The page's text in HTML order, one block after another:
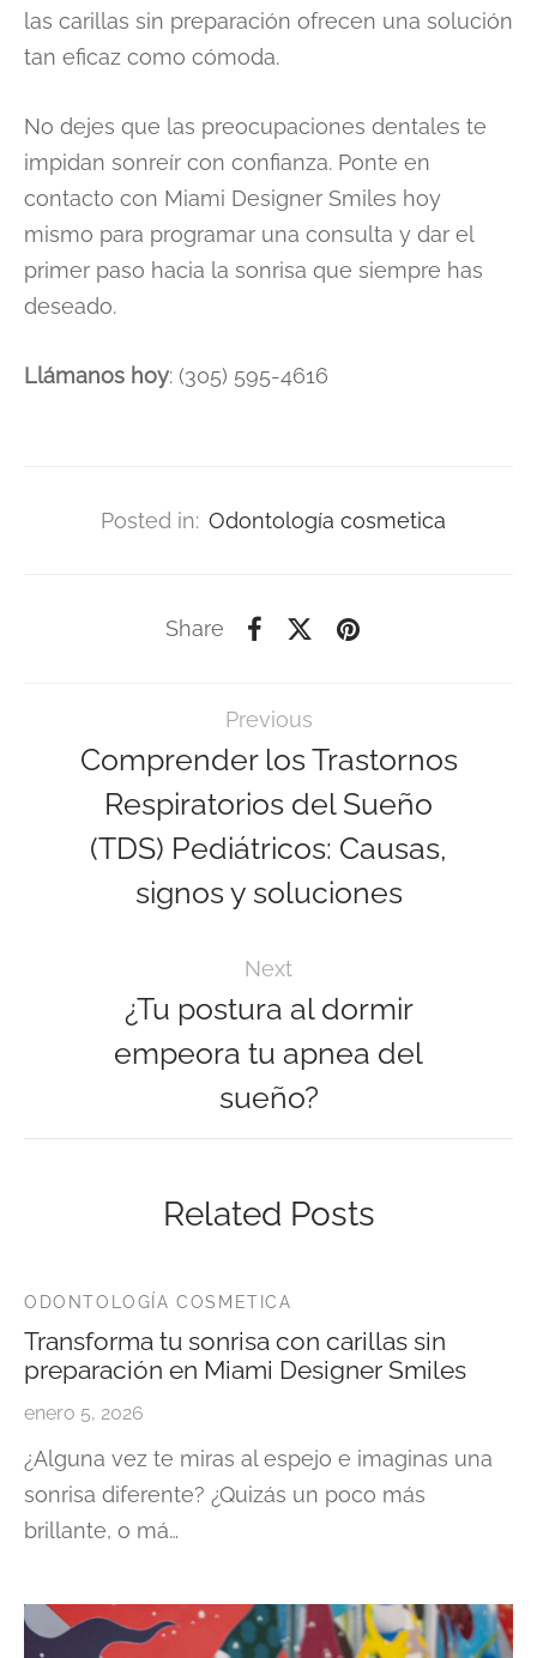
las carillas sin preparación ofrecen una solución
tan eficaz como cómoda.
No dejes que las preocupaciones dentales te
impidan sonreír con confianza. Ponte en
contacto con Miami Designer Smiles hoy
mismo para programar una consulta y dar el
primer paso hacia la sonrisa que siempre has
deseado.
Llámanos hoy: (305) 595-4616
Posted in: Odontología cosmetica
Share
Previous
Comprender los Trastornos
Respiratorios del Sueño
(TDS) Pediátricos: Causas,
signos y soluciones
Next
¿Tu postura al dormir
empeora tu apnea del
sueño?
Related Posts
ODONTOLOGÍA COSMETICA
Transforma tu sonrisa con carillas sin
preparación en Miami Designer Smiles
enero 5, 2026
¿Alguna vez te miras al espejo e imaginas una
sonrisa diferente? ¿Quizás un poco más
brillante, o má…